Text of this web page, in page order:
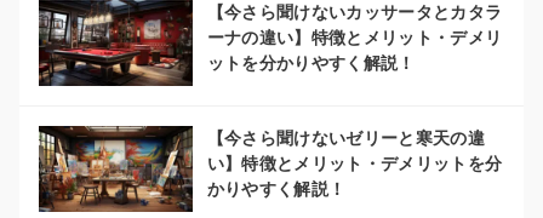
【今さら聞けないカッサータとカタラ
ーナの違い】特徴とメリット・デメリ
ットを分かりやすく解説！
【今さら聞けないゼリーと寒天の違
い】特徴とメリット・デメリットを分
かりやすく解説！